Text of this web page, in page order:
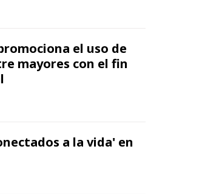
el uso de
mayores con el fin
a la vida' en